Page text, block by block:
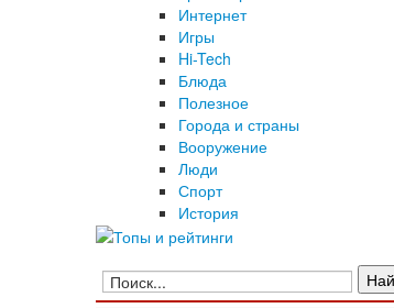
Интернет
Игры
Hi-Tech
Блюда
Полезное
Города и страны
Вооружение
Люди
Спорт
История